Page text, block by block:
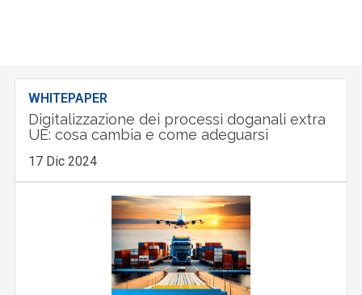
WHITEPAPER
Digitalizzazione dei processi doganali extra
UE: cosa cambia e come adeguarsi
17 Dic 2024